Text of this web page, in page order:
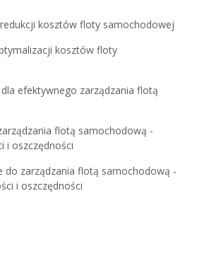
kosztów floty samochodowej
kosztów floty
efektywnego zarządzania flotą
flotą samochodową -
i oszczędności
do zarządzania flotą samochodową -
i oszczędności